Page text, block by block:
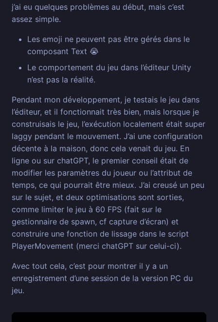
j’ai eu quelques problèmes au début, mais c’est
assez simple.
Les emoji ne peuvent pas être gérés dans le
composant Text 😭
Le comportement du jeu dans l’éditeur Unity
n’est pas la réalité.
Pendant mon développement, je testais le jeu dans
l’éditeur, et il fonctionnait très bien, mais lorsque je
construisais le jeu, l’exécution localement était super
laggy pendant le mouvement. J’ai une configuration
décente à la maison, donc cela venait du jeu. En
ligne ou sur chatGPT, le premier conseil était de
modifier les paramètres du joueur ou l’attribut de
temps, ce qui pourrait être mieux. J’ai creusé un peu
sur le sujet, et deux optimisations sont sorties,
comme limiter le jeu à 60 FPS (fait sur le
gestionnaire de spawn, cf capture d’écran) et
construire une fonction de lissage dans le script
PlayerMovement (merci chatGPT sur celui-ci).
Avec tout cela, c’est pour montrer il y a un
enregistrement d’une session de la version PC du
jeu.